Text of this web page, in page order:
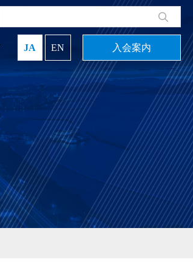
JA EN 入会案内